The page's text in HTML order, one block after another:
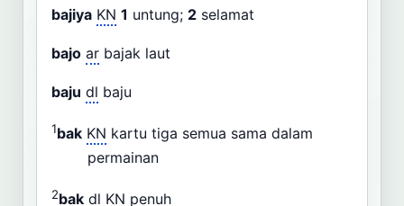
bajiya KN 1 untung; 2 selamat
bajo ar bajak laut
baju dl baju
1bak KN kartu tiga semua sama dalam
permainan
2bak dl KN penuh